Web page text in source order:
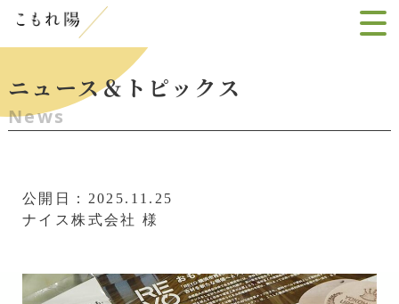
ニュース＆トピックス
News
公開日：2025.11.25
ナイス株式会社 様